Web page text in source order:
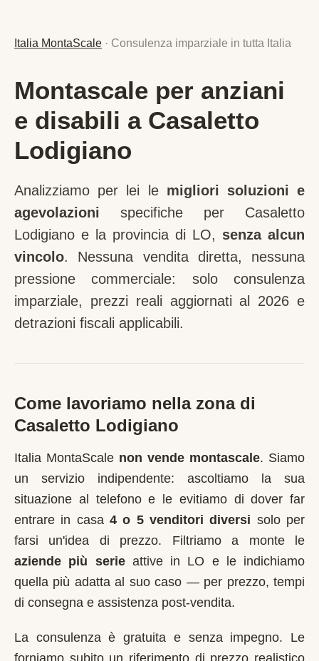
Italia MontaScale · Consulenza imparziale in tutta Italia
Montascale per anziani
e disabili a Casaletto
Lodigiano
Analizziamo per lei le migliori soluzioni e
agevolazioni specifiche per Casaletto
Lodigiano e la provincia di LO, senza alcun
vincolo. Nessuna vendita diretta, nessuna
pressione commerciale: solo consulenza
imparziale, prezzi reali aggiornati al 2026 e
detrazioni fiscali applicabili.
Come lavoriamo nella zona di
Casaletto Lodigiano
Italia MontaScale non vende montascale. Siamo
un servizio indipendente: ascoltiamo la sua
situazione al telefono e le evitiamo di dover far
entrare in casa 4 o 5 venditori diversi solo per
farsi un'idea di prezzo. Filtriamo a monte le
aziende più serieattive in LO e le indichiamo
quella più adatta al suo caso — per prezzo, tempi
di consegna e assistenza post-vendita.
La consulenza è gratuita e senza impegno. Le
forniamo subito un riferimento di prezzo realistico